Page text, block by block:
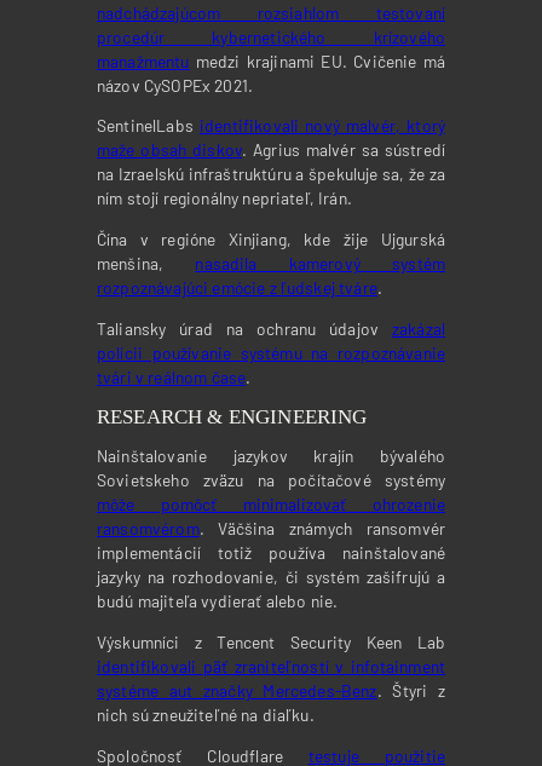
nadchádzajúcom rozsiahlom testovaní
procedúr kybernetického krízového
manažmentu medzi krajinami EU. Cvičenie má
názov CySOPEx 2021.
SentinelLabs identifikovali nový malvér, ktorý
maže obsah diskov. Agrius malvér sa sústredí
na Izraelskú infraštruktúru a špekuluje sa, že za
ním stojí regionálny nepriateľ, Irán.
Čína v regióne Xinjiang, kde žije Ujgurská
menšina, nasadila kamerový systém
rozpoznávajúci emócie z ľudskej tváre.
Taliansky úrad na ochranu údajov zakázal
polícii používanie systému na rozpoznávanie
tvári v reálnom čase.
RESEARCH & ENGINEERING
Nainštalovanie jazykov krajín bývalého
Sovietskeho zväzu na počítačové systémy
môže pomôcť minimalizovať ohrozenie
ransomvérom. Väčšina známych ransomvér
implementácií totiž používa nainštalované
jazyky na rozhodovanie, či systém zašifrujú a
budú majiteľa vydierať alebo nie.
Výskumníci z Tencent Security Keen Lab
identifikovali päť zraniteľností v infotainment
systéme aut značky Mercedes-Benz. Štyri z
nich sú zneužiteľné na diaľku.
Spoločnosť Cloudflare testuje použitie